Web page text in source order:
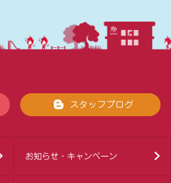
スタッフブログ
お知らせ・キャンペーン